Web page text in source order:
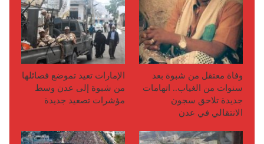
وفاة معتقل من شبوة بعد
سنوات من الغياب.. اتهامات
جديدة تلاحق سجون
الانتقالي في عدن
الإمارات تعيد تموضع فصائلها
من شبوة إلى عدن وسط
مؤشرات تصعيد جديدة